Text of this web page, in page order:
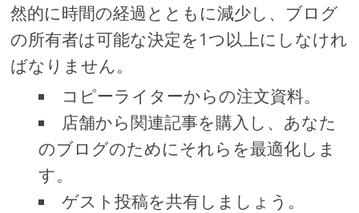
然的に時間の経過とともに減少し、ブログ
の所有者は可能な決定を1つ以上にしなけれ
ばなりません。
コピーライターからの注文資料。
店舗から関連記事を購入し、あなた
のブログのためにそれらを最適化しま
す。
ゲスト投稿を共有しましょう。